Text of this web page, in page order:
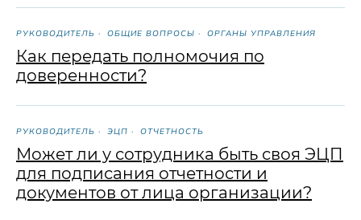
РУКОВОДИТЕЛЬ ОБЩИЕ ВОПРОСЫ ОРГАНЫ УПРАВЛЕНИЯ
Как передать полномочия по
доверенности?
РУКОВОДИТЕЛЬ ЭЦП ОТЧЕТНОСТЬ
Может ли у сотрудника быть своя ЭЦП
для подписания отчетности и
документов от лица организации?